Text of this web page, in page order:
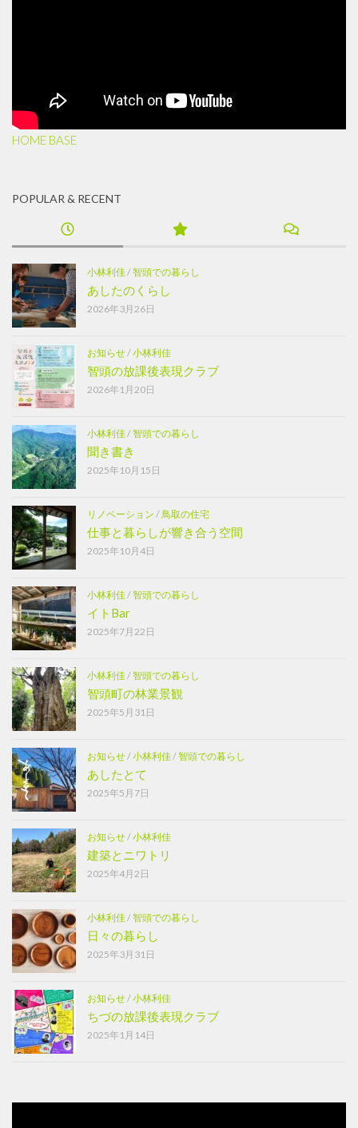
HOME BASE
POPULAR & RECENT
小林利佳/智頭での暮らし
あしたのくらし
2026年3月26日
お知らせ/小林利佳
智頭の放課後表現クラブ
2026年1月20日
小林利佳/智頭での暮らし
聞き書き
2025年10月15日
リノベーション / 鳥取の住宅
仕事と暮らしが響き合う空間
2025年10月4日
小林利佳/智頭での暮らし
イトBar
2025年7月22日
小林利佳/智頭での暮らし
智頭町の林業景観
2025年5月31日
お知らせ/小林利佳/智頭での暮らし
あしたとて
2025年5月7日
お知らせ/小林利佳
建築とニワトリ
2025年4月2日
小林利佳/智頭での暮らし
日々の暮らし
2025年3月31日
お知らせ/小林利佳
ちづの放課後表現クラブ
2025年1月14日